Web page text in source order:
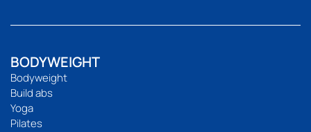
BODYWEIGHT
Bodyweight
Build abs
Yoga
Pilates